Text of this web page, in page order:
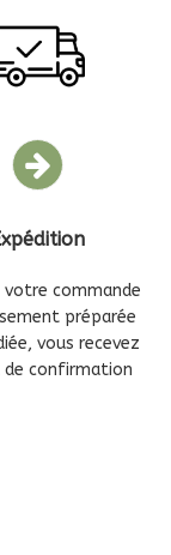
votre commande
préparée
vous recevez
de confirmation